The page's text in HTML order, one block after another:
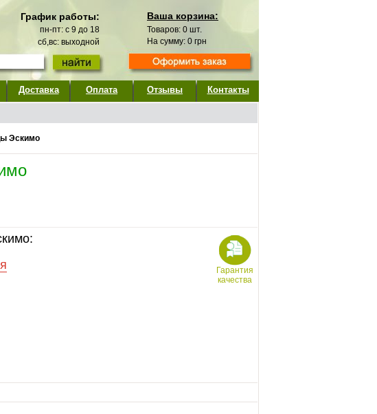
График работы:
пн-пт: с 9 до 18
сб,вс: выходной
Ваша корзина:
Товаров: 0 шт.
На сумму: 0 грн
Доставка Оплата Отзывы Контакты
Эскимо
Гарантия
качества